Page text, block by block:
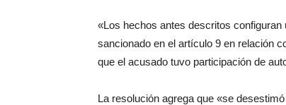
«Los hechos antes descritos
sancionado en el artículo 9 en relación
que el acusado tuvo participación de
La resolución agrega que «se